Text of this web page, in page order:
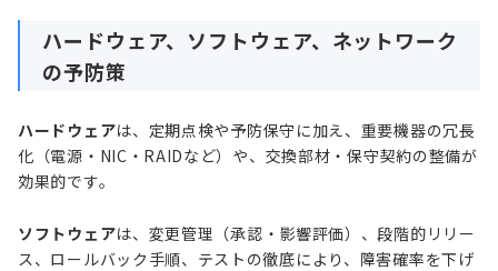
ハードウェア、ソフトウェア、ネットワーク
の予防策
ハードウェアは、定期点検や予防保守に加え、重要機器の冗長
化（電源・NIC・RAIDなど）や、交換部材・保守契約の整備が
効果的です。
ソフトウェアは、変更管理（承認・影響評価）、段階的リリー
ス、ロールバック手順、テストの徹底により、障害確率を下げ